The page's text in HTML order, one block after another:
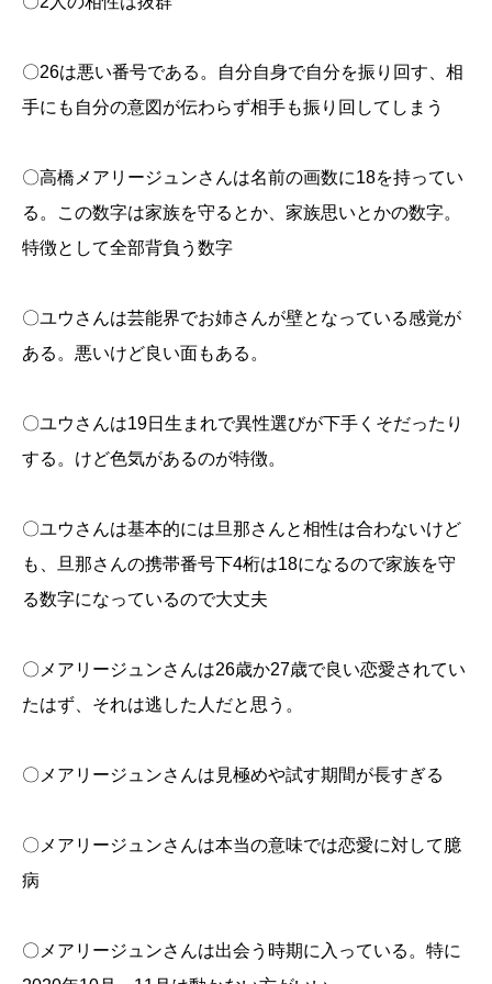
〇26は悪い番号である。自分自身で自分を振り回す、相
手にも自分の意図が伝わらず相手も振り回してしまう
〇高橋メアリージュンさんは名前の画数に18を持ってい
る。この数字は家族を守るとか、家族思いとかの数字。
特徴として全部背負う数字
〇ユウさんは芸能界でお姉さんが壁となっている感覚が
ある。悪いけど良い面もある。
〇ユウさんは19日生まれで異性選びが下手くそだったり
する。けど色気があるのが特徴。
〇ユウさんは基本的には旦那さんと相性は合わないけど
も、旦那さんの携帯番号下4桁は18になるので家族を守
る数字になっているので大丈夫
〇メアリージュンさんは26歳か27歳で良い恋愛されてい
たはず、それは逃した人だと思う。
〇メアリージュンさんは見極めや試す期間が長すぎる
〇メアリージュンさんは本当の意味では恋愛に対して臆
病
〇メアリージュンさんは出会う時期に入っている。特に